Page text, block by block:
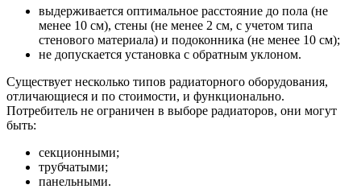
выдерживается оптимальное расстояние до пола (не
менее 10 см), стены (не менее 2 см, с учетом типа
стенового материала) и подоконника (не менее 10 см);
не допускается установка с обратным уклоном.
Существует несколько типов радиаторного оборудования,
отличающиеся и по стоимости, и функционально.
Потребитель не ограничен в выборе радиаторов, они могут
быть:
секционными;
трубчатыми;
панельными.